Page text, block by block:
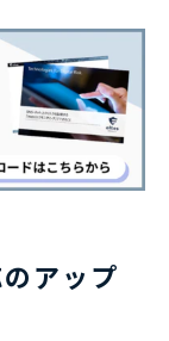
アップ